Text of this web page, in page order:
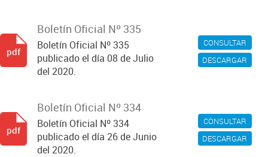
CONSULTAR
DESCARGAR
Boletín Oficial Nº 335
Boletín Oficial Nº 335
publicado el día 08 de Julio
del 2020.
pdf
CONSULTAR
DESCARGAR
Boletín Oficial Nº 334
Boletín Oficial Nº 334
publicado el día 26 de Junio
del 2020.
pdf